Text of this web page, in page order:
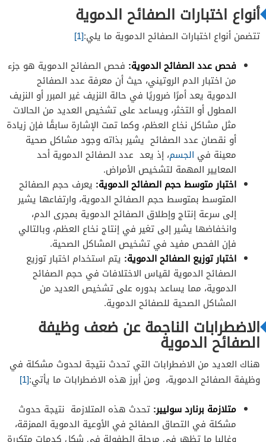
أنواع اختبارات الصفائح الدموية
تتضمن أنواع اختبارات الصفائح الدموية ما يلي:[1]
فحص عدد الصفائح الدموية: فحص الصفائح الدموية هو جزء
من اختبار الدم الروتيني، حيث أن معرفة عدد الصفائح
الدموية يعد أمرًا ضروريًا في حالة النزيف غير المبرر أو النزيف
المطول أو التخثر، ويساعد على تشخيص العديد من الحالات
مثل مشاكل نخاع العظم، وكما تمت الإشارة سابقًا فإن زيادة
أو نقصان عدد الصفائح يشير بذاته وجود مشاكل صحية
معينة في الجسم، إذ يعد عدد الصفائح الدموية أحد
المعايير المهمة لتشخيص الأمراض.
اختبار متوسط حجم الصفائح الدموية: يعرف حجم الصفائح
المتوسط بمتوسط حجم الصفائح الدموية، وارتفاعها يشير
إلى سرعة إنتاج وإطلاق الصفائح الدموية بمجرى الدم،
وانخفاضها يشير إلى تغير في إنتاج نخاع العظم، وبالتالي
فإن الفحص مفيد في تشخيص المشاكل الصحية.
اختبار توزيع الصفائح الدموية: يتم استخدام اختبار توزيع
الصفائح الدموية لقياس الاختلافات في حجم الصفائح
الدموية، مما يساعد بدوره على تشخيص العديد من
المشاكل الصحية للصفائح الدموية.
الاضطرابات الناجمة عن ضعف وظيفة
الصفائح الدموية
هناك العديد من الاضطرابات التي تحدث نتيجة لحدوث مشكلة في
وظيفة الصفائح الدموية، ومن أبرز هذه الاضطرابات ما يأتي:[1]
متلازمة برنارد سوليير: تحدث هذه المتلازمة نتيجة حدوث
مشكلة في التصاق الصفائح في الأوعية الدموية الممزقة،